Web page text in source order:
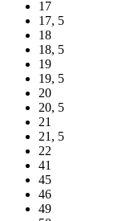
17
17, 5
18
18, 5
19
19, 5
20
20, 5
21
21, 5
22
41
45
46
49